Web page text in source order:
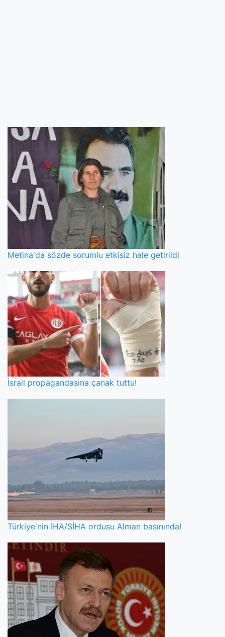
Metina'da sözde sorumlu etkisiz hale getirildi
İsrail propagandasına çanak tuttu!
Türkiye'nin İHA/SİHA ordusu Alman basınında!